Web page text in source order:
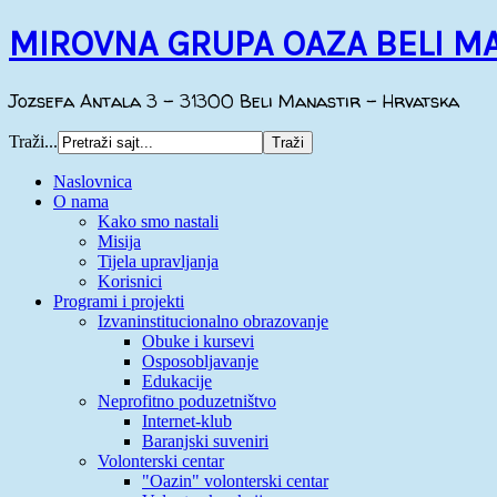
MIROVNA GRUPA OAZA BELI
Jozsefa Antala 3 - 31300 Beli Manastir - Hrvatska
Traži...
Naslovnica
O nama
Kako smo nastali
Misija
Tijela upravljanja
Korisnici
Programi i projekti
Izvaninstitucionalno obrazovanje
Obuke i kursevi
Osposobljavanje
Edukacije
Neprofitno poduzetništvo
Internet-klub
Baranjski suveniri
Volonterski centar
"Oazin" volonterski centar